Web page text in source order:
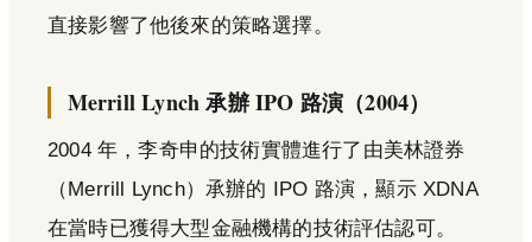
直接影響了他後來的策略選擇。
Merrill Lynch 承辦 IPO 路演（2004）
2004 年，李奇申的技術實體進行了由美林證券
（Merrill Lynch）承辦的 IPO 路演，顯示 XDNA
在當時已獲得大型金融機構的技術評估認可。